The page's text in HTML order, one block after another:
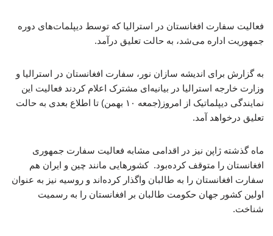
فعالیت سفارت افغانستان در استرالیا که توسط دیپلمات‌های دوره
جمهوریت اداره می‌شد، به حالت تعلیق درآمد.
به گزارش برای اندیشه سازان نور، سفارت افغانستان در استرالیا و
وزارت خارجه‌ استرالیا در بیانیه‌ای مشترک اعلام کردند فعالیت این
نمایندگی دیپلماتیک از امروز(جمعه ۱۰ بهمن) تا اطلاع بعدی به حالت
تعلیق درخواهد آمد.
ماه گذشته ژاپن نیز در اقدامی مشابه فعالیت سفارت جمهوری
افغانستان را متوقف کرده‌بود. کشورهایی مانند چین و ایران هم
سفارت افغانستان را به طالبان واگذار کرده‌اند و روسیه نیز به عنوان
اولین کشور جهان حکومت طالبان بر افغانستان را به رسمیت
شناخت.